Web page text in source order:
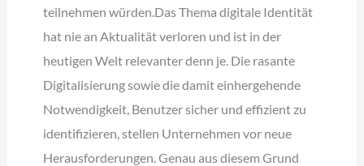
teilnehmen würden.Das Thema digitale Identität
hat nie an Aktualität verloren und ist in der
heutigen Welt relevanter denn je. Die rasante
Digitalisierung sowie die damit einhergehende
Notwendigkeit, Benutzer sicher und effizient zu
identifizieren, stellen Unternehmen vor neue
Herausforderungen. Genau aus diesem Grund